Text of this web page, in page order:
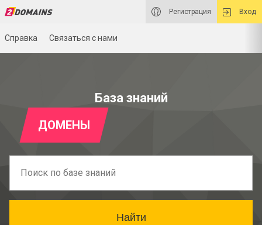
Регистрация Вход
Справка Связаться с нами
База знаний
ДОМЕНЫ
Найти